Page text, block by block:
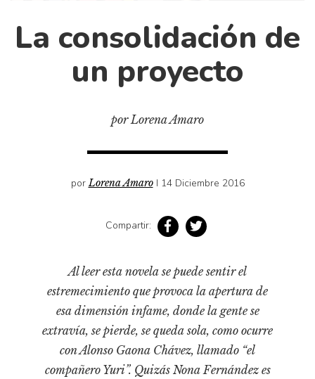
Diccionario portátil de la literatura chilena
Historia material de los libros
Lagunas mentales
Medioambiente
Narrativas visuales
Pensamiento
Pensamiento ilustrado
La consolidación de
un proyecto
por Lorena Amaro
porLorena Amaro I 14 Diciembre 2016
Compartir:
Al leer esta novela se puede sentir el
estremecimiento que provoca la apertura de
esa dimensión infame, donde la gente se
extravía, se pierde, se queda sola, como ocurre
con Alonso Gaona Chávez, llamado “el
compañero Yuri”. Quizás Nona Fernández es